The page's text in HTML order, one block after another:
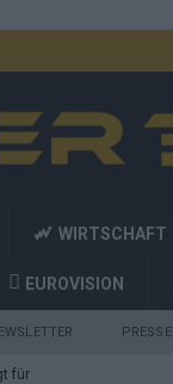
WIRTSCHAFT
EUROVISION
PRESSE
für